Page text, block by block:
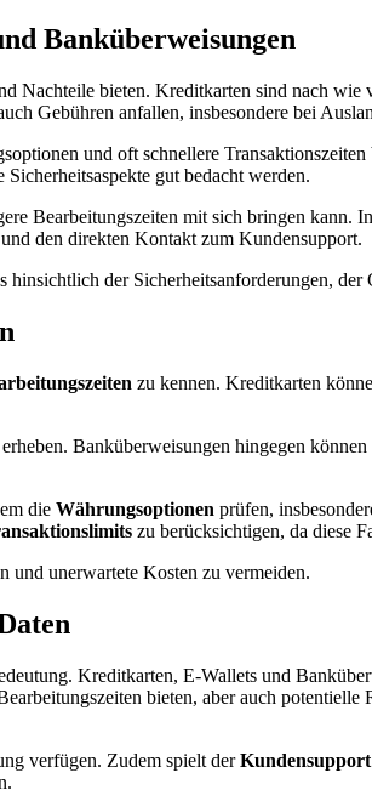
Banküberweisungen
bieten. Kreditkarten sind nach wie
Gebühren anfallen, insbesondere bei
und oft schnellere
gut bedacht werden.
Bearbeitungszeiten mit sich bringen kann.
den direkten Kontakt zum Kundensupport.
der Sicherheitsanforderungen,
zu kennen. Kreditkarten
Banküberweisungen hingegen
die Währungsoptionen prüfen,
zu berücksichtigen, da diese
und unerwartete Kosten zu vermeiden.
Kreditkarten, E-Wallets und
bieten, aber auch
verfügen. Zudem spielt derKundensupport